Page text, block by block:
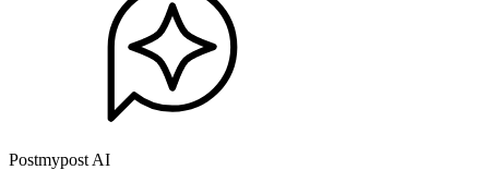
Postmypost AI